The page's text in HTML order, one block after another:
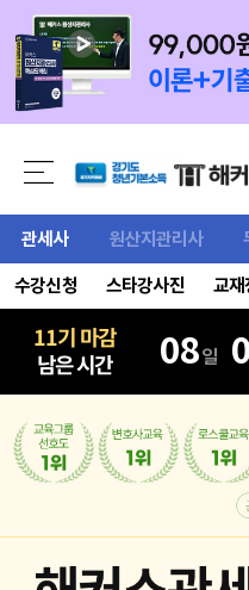
관세사 원산지관리사
수강신청 스타강사진 교재
11기 마감
남은 시간
08일